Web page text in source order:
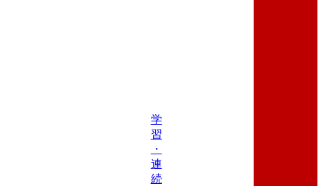
学
習
・
連
続